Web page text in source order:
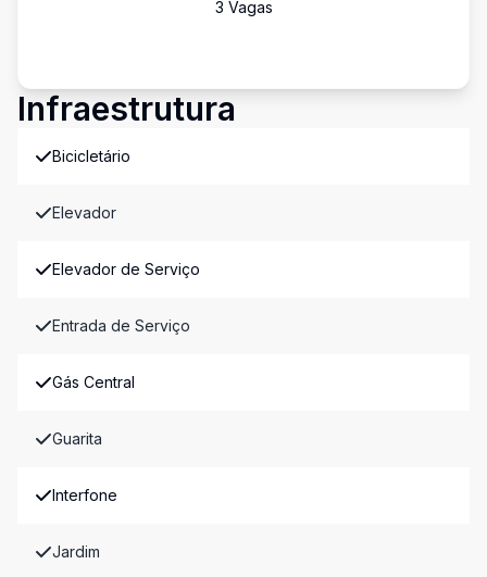
3 Vagas
Infraestrutura
Bicicletário
Elevador
Elevador de Serviço
Entrada de Serviço
Gás Central
Guarita
Interfone
Jardim